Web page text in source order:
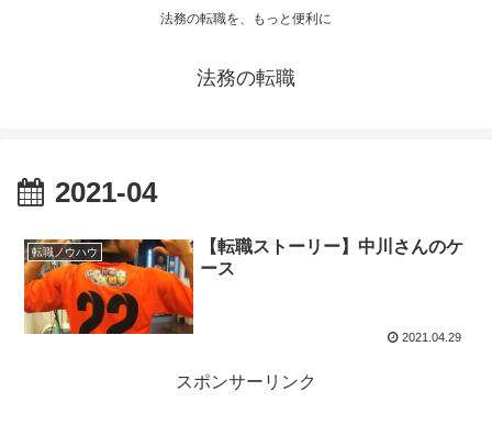
法務の転職を、もっと便利に
法務の転職
2021-04
転職ノウハウ
【転職ストーリー】中川さんのケ
ース
2021.04.29
スポンサーリンク